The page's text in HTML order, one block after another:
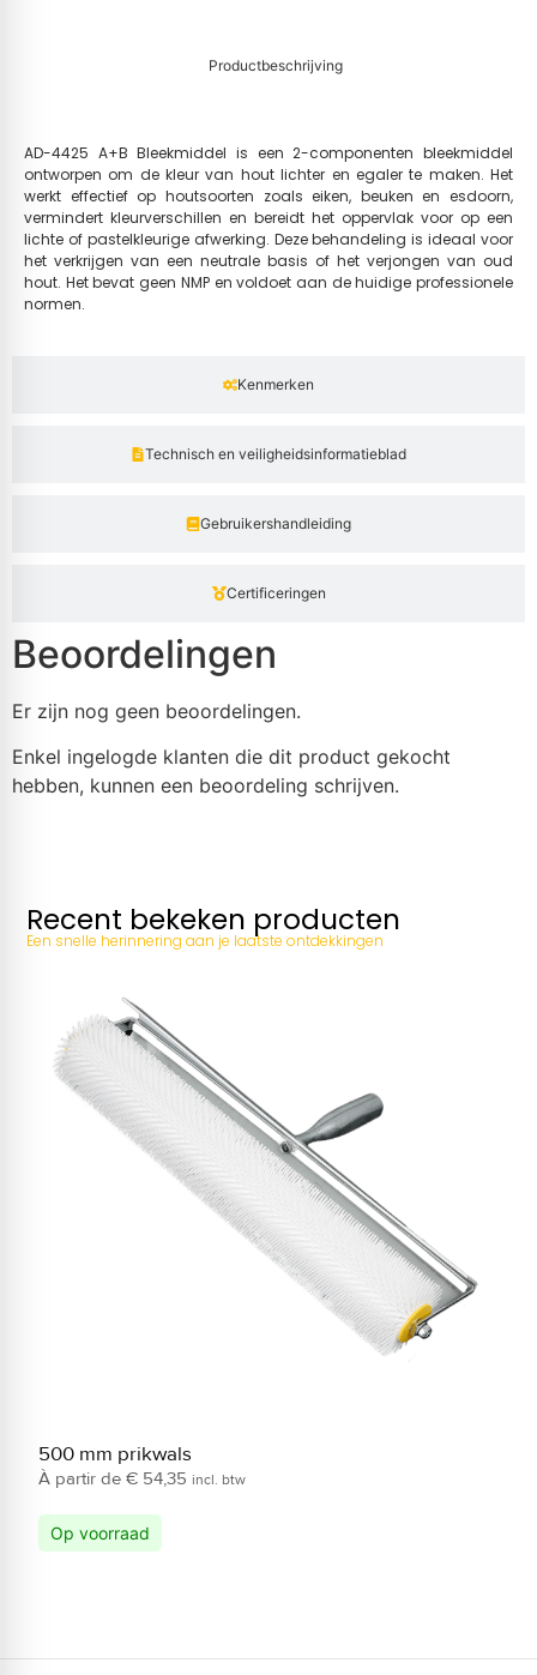
Productbeschrijving
Kenmerken
Technisch en veiligheidsinformatieblad
Gebruikershandleiding
Certificeringen
AD-4425 A+B Bleekmiddel is een 2-componenten bleekmiddel
ontworpen om de kleur van hout lichter en egaler te maken. Het
werkt effectief op houtsoorten zoals eiken, beuken en esdoorn,
vermindert kleurverschillen en bereidt het oppervlak voor op een
lichte of pastelkleurige afwerking. Deze behandeling is ideaal voor
het verkrijgen van een neutrale basis of het verjongen van oud
hout. Het bevat geen NMP en voldoet aan de huidige professionele
normen.
Beoordelingen
Er zijn nog geen beoordelingen.
Enkel ingelogde klanten die dit product gekocht
hebben, kunnen een beoordeling schrijven.
Recent bekeken producten
Een snelle herinnering aan je laatste ontdekkingen
500 mm prikwals
€ 54,35 incl. btw
Op voorraad